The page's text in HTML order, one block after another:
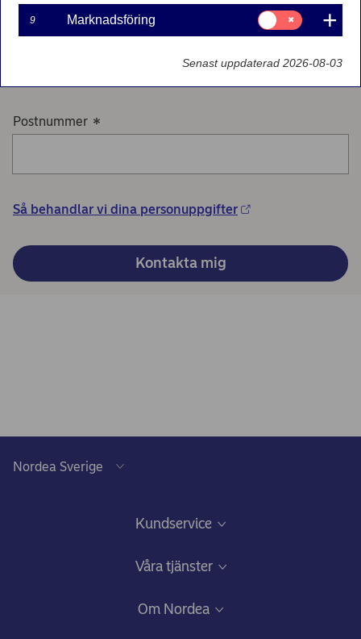
E-postadress*
Postnummer *
Så behandlar vi dina personuppgifter
Kontakta mig
Kundservice
Frågor & svar och Kundservice
Våra tjänster
Om Nordea
9 Marknadsföring
Samtycke
för:
Marknadsföring
Senast uppdaterad 2026-08-03